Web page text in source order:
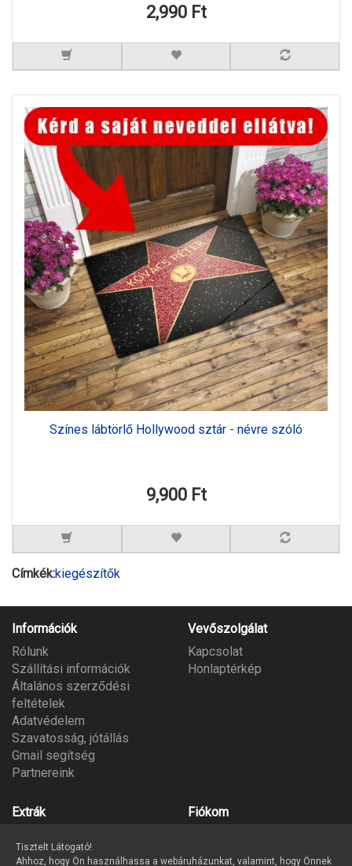
2,990 Ft
Színes lábtörlő Hollywood sztár - névre szóló
9,900 Ft
Címkék:kiegészítők
Információk
Rólunk
Szállítási információk
Általános szerződési
feltételek
Adatvédelem
Szavatosság, jótállás
Gmail segítség
Partnereink
Vevőszolgálat
Kapcsolat
Honlaptérkép
Extrák
Ajándék utalvány
Fiókom
Tisztelt Látogató!
Ahhoz, hogy Ön használhassa a webáruházunkat, valamint, hogy Önnek